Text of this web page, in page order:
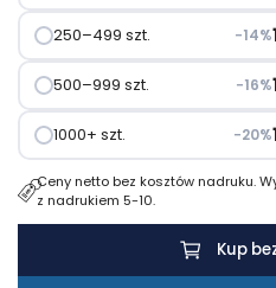
250–499 szt. −14%
500–999 szt. −16%
1000+ szt. −20%
Ceny netto bez kosztów nadruku.
z nadrukiem 5-10.
Kup